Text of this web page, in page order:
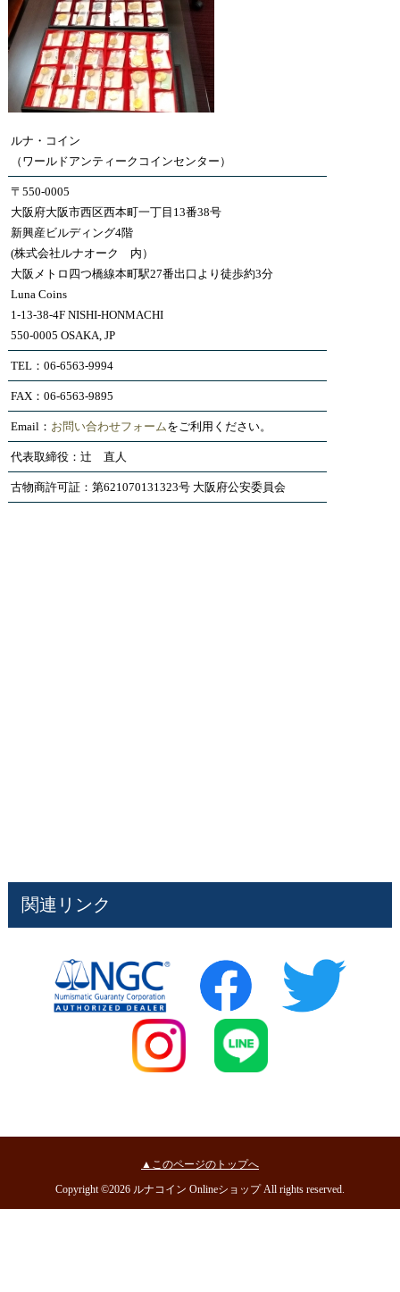
ルナ・コイン
（ワールドアンティークコインセンター）
〒550-0005
大阪府大阪市西区西本町一丁目13番38号
新興産ビルディング4階
(株式会社ルナオーク 内）
大阪メトロ四つ橋線本町駅27番出口より徒歩約3分
Luna Coins
1-13-38-4F NISHI-HONMACHI
550-0005 OSAKA, JP
TEL：06-6563-9994
FAX：06-6563-9895
Email： お問い合わせフォームをご利用ください。
代表取締役：辻 直人
古物商許可証：第621070131323号 大阪府公安委員会
関連リンク
▲このページのトップへ
Copyright ©2026 ルナコイン Onlineショップ All rights reserved.